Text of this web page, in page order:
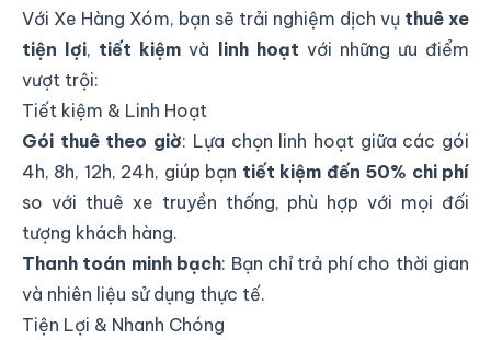
Với Xe Hàng Xóm, bạn sẽ trải nghiệm dịch vụ thuê xe
tiện lợi, tiết kiệm và linh hoạt với những ưu điểm
vượt trội:
Tiết kiệm & Linh Hoạt
Gói thuê theo giờ: Lựa chọn linh hoạt giữa các gói
4h, 8h, 12h, 24h, giúp bạn tiết kiệm đến 50% chi phí
so với thuê xe truyền thống, phù hợp với mọi đối
tượng khách hàng.
Thanh toán minh bạch: Bạn chỉ trả phí cho thời gian
và nhiên liệu sử dụng thực tế.
Tiện Lợi & Nhanh Chóng